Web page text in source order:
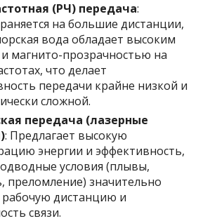
(РЧ) передача:
на большие дистанции,
вода обладает высоким
магнито-прозрачностью на
что делает
передачи крайне низкой и
сложной.
передача (лазерные
: Предлагает высокую
энергии и эффективность,
условия (плывы,
преломление) значительно
дистанцию и
связи.